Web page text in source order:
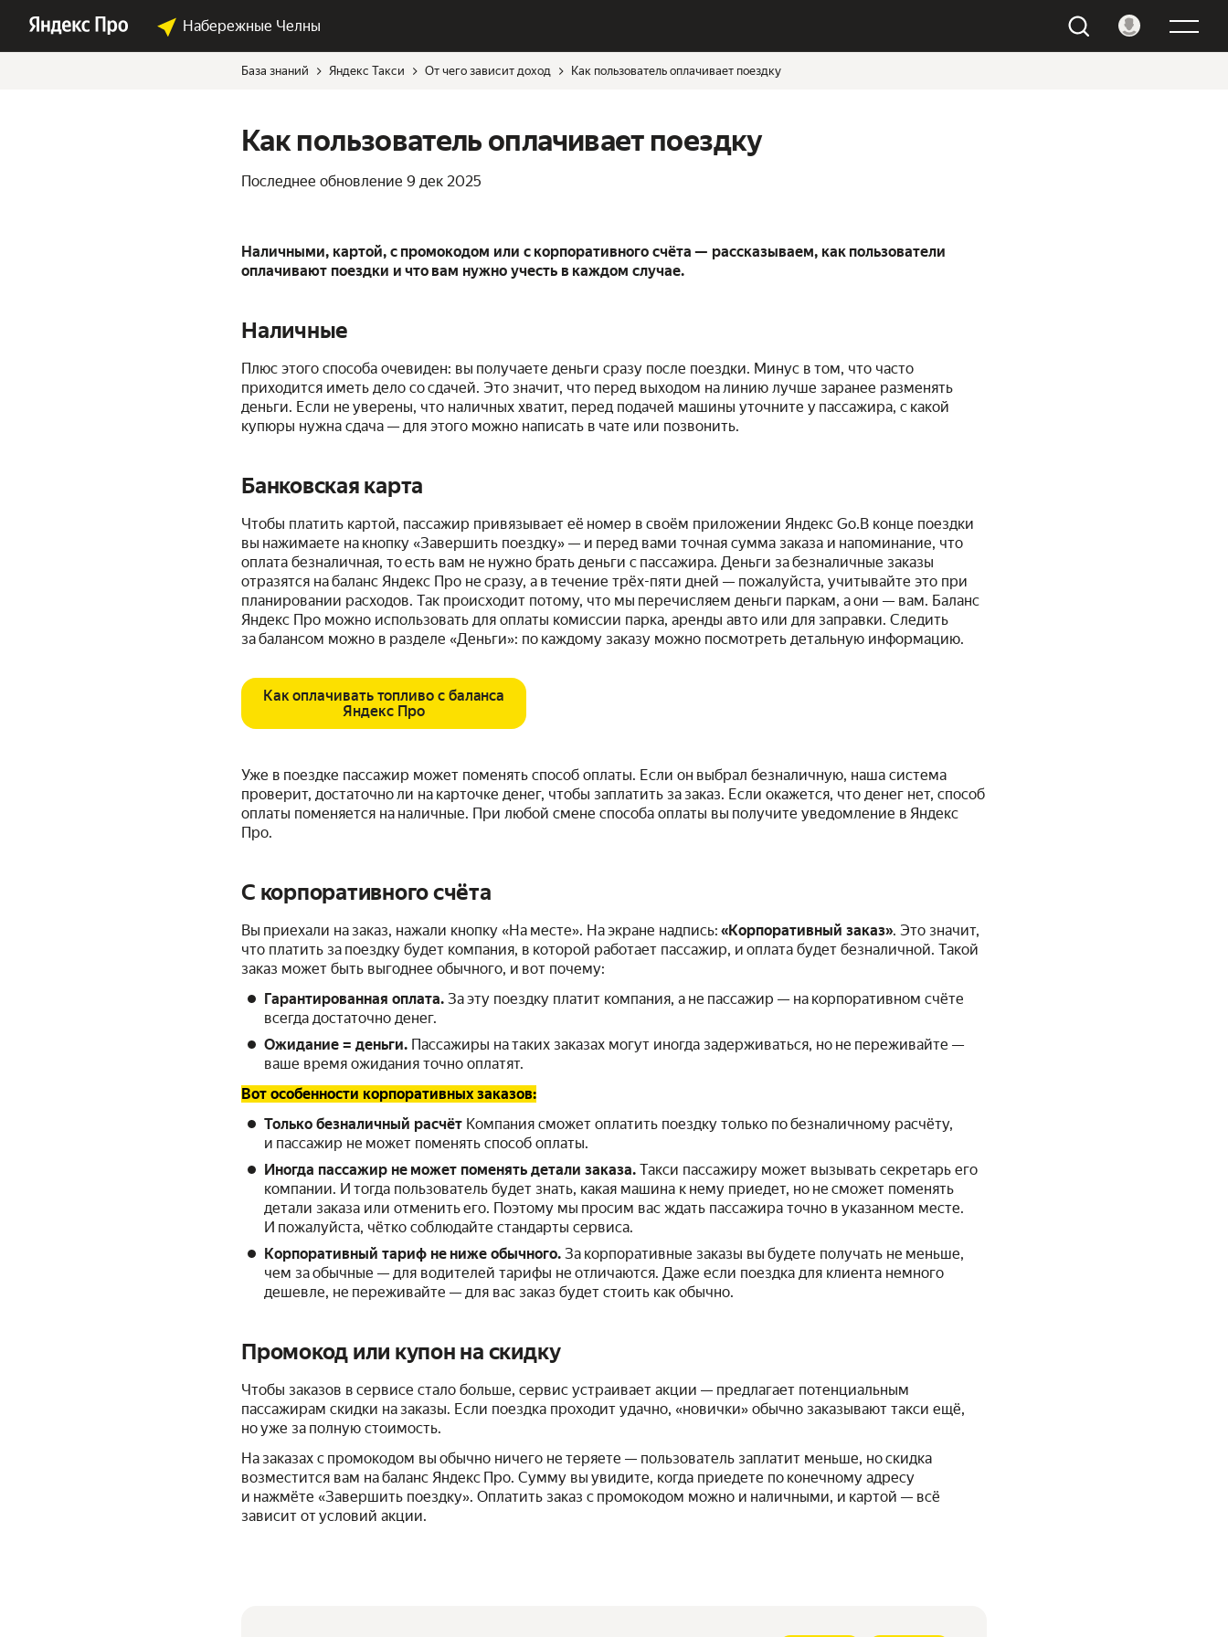
Набережные Челны
База знаний Яндекс Такси От чего зависит доход Как пользователь оплачивает поездку
Как пользователь оплачивает поездку
Последнее обновление 9 дек 2025
Наличными, картой, с промокодом или с корпоративного счёта — рассказываем, как пользователи
оплачивают поездки и что вам нужно учесть в каждом случае.
Наличные
Плюс этого способа очевиден: вы получаете деньги сразу после поездки. Минус в том, что часто
приходится иметь дело со сдачей. Это значит, что перед выходом на линию лучше заранее разменять
деньги. Если не уверены, что наличных хватит, перед подачей машины уточните у пассажира, с какой
купюры нужна сдача — для этого можно написать в чате или позвонить.
Банковская карта
Чтобы платить картой, пассажир привязывает её номер в своём приложении Яндекс Go.В конце поездки
вы нажимаете на кнопку «Завершить поездку» — и перед вами точная сумма заказа и напоминание, что
оплата безналичная, то есть вам не нужно брать деньги с пассажира. Деньги за безналичные заказы
отразятся на баланс Яндекс Про не сразу, а в течение трёх-пяти дней — пожалуйста, учитывайте это при
планировании расходов. Так происходит потому, что мы перечисляем деньги паркам, а они — вам. Баланс
Яндекс Про можно использовать для оплаты комиссии парка, аренды авто или для заправки. Следить
за балансом можно в разделе «Деньги»: по каждому заказу можно посмотреть детальную информацию.
Как оплачивать топливо с баланса
Яндекс Про
Уже в поездке пассажир может поменять способ оплаты. Если он выбрал безналичную, наша система
проверит, достаточно ли на карточке денег, чтобы заплатить за заказ. Если окажется, что денег нет, способ
оплаты поменяется на наличные. При любой смене способа оплаты вы получите уведомление в Яндекс
Про.
С корпоративного счёта
Вы приехали на заказ, нажали кнопку «На месте». На экране надпись: «Корпоративный заказ». Это значит,
что платить за поездку будет компания, в которой работает пассажир, и оплата будет безналичной. Такой
заказ может быть выгоднее обычного, и вот почему:
Гарантированная оплата. За эту поездку платит компания, а не пассажир — на корпоративном счёте
всегда достаточно денег.
Ожидание = деньги. Пассажиры на таких заказах могут иногда задерживаться, но не переживайте —
ваше время ожидания точно оплатят.
Вот особенности корпоративных заказов:
Только безналичный расчёт Компания сможет оплатить поездку только по безналичному расчёту,
и пассажир не может поменять способ оплаты.
Иногда пассажир не может поменять детали заказа. Такси пассажиру может вызывать секретарь его
компании. И тогда пользователь будет знать, какая машина к нему приедет, но не сможет поменять
детали заказа или отменить его. Поэтому мы просим вас ждать пассажира точно в указанном месте.
И пожалуйста, чётко соблюдайте стандарты сервиса.
Корпоративный тариф не ниже обычного. За корпоративные заказы вы будете получать не меньше,
чем за обычные — для водителей тарифы не отличаются. Даже если поездка для клиента немного
дешевле, не переживайте — для вас заказ будет стоить как обычно.
Промокод или купон на скидку
Чтобы заказов в сервисе стало больше, сервис устраивает акции — предлагает потенциальным
пассажирам скидки на заказы. Если поездка проходит удачно, «новички» обычно заказывают такси ещё,
но уже за полную стоимость.
На заказах с промокодом вы обычно ничего не теряете — пользователь заплатит меньше, но скидка
возместится вам на баланс Яндекс Про. Сумму вы увидите, когда приедете по конечному адресу
и нажмёте «Завершить поездку». Оплатить заказ с промокодом можно и наличными, и картой — всё
зависит от условий акции.